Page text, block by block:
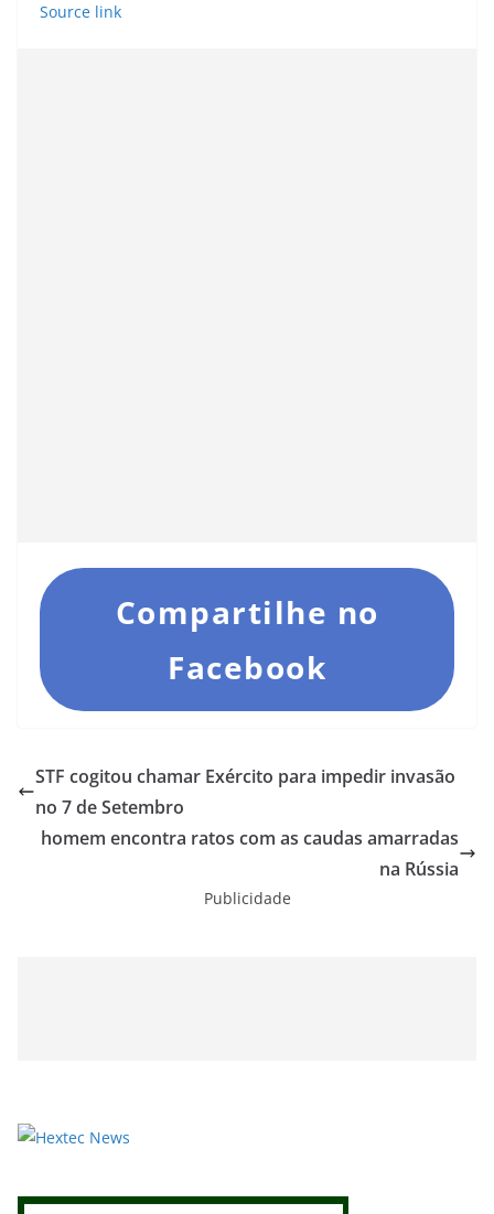
Source link
Compartilhe no
Facebook
STF cogitou chamar Exército para impedir invasão
no 7 de Setembro
homem encontra ratos com as caudas amarradas
na Rússia
Publicidade